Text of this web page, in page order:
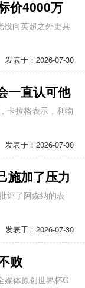
价4000万
投向英超之外更具
发表于：2026-07-30
一直认可他
卡拉格表示，利物
发表于：2026-07-30
施加了压力
评了阿森纳的表
发表于：2026-07-30
败
媒体原创世界杯G